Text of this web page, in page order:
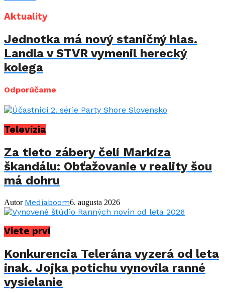
Aktuality
Jednotka má nový staničný hlas.
Landla v STVR vymenil herecký
kolega
Odporúčame
Televízia
Za tieto zábery čelí Markíza
škandálu: Obťažovanie v reality šou
má dohru
Autor Mediaboom6. augusta 2026
Viete prví
Konkurencia Telerána vyzerá od leta
inak. Jojka potichu vynovila ranné
vysielanie